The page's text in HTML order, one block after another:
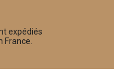
expédiés
France.